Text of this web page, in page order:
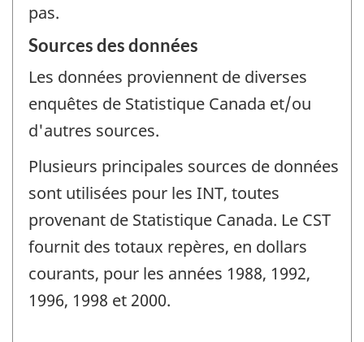
pas.
Sources des données
Les données proviennent de diverses
enquêtes de Statistique Canada et/ou
d'autres sources.
Plusieurs principales sources de données
sont utilisées pour les INT, toutes
provenant de Statistique Canada. Le CST
fournit des totaux repères, en dollars
courants, pour les années 1988, 1992,
1996, 1998 et 2000.